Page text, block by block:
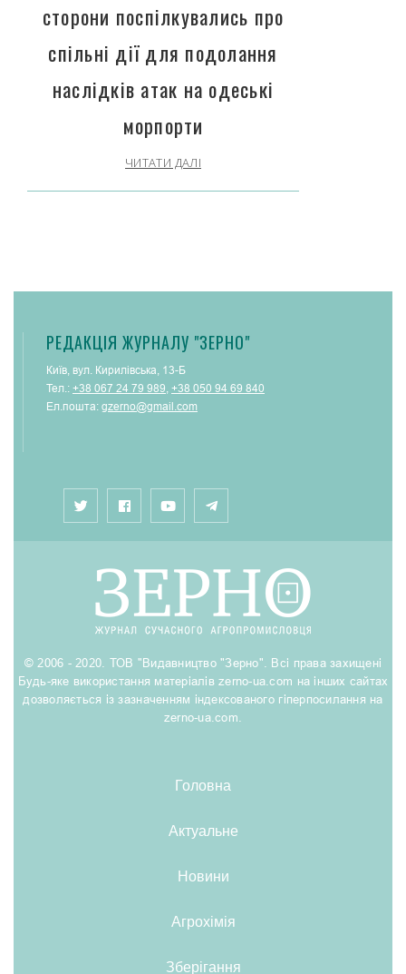
сторони поспілкувались про
спільні дії для подолання
наслідків атак на одеські
морпорти
ЧИТАТИ ДАЛІ
РЕДАКЦІЯ ЖУРНАЛУ "ЗЕРНО"
Київ, вул. Кирилівська, 13-Б
Тел.: +38 067 24 79 989 +38 050 94 69 840
Ел.пошта: gzerno@gmail.com
© 2006 - 2020. ТОВ "Видавництво "Зерно". Всі права захищені
Будь-яке використання матеріалів zerno-ua.com на інших сайтах
дозволяється із зазначенням індексованого гіперпосилання на
zerno-ua.com.
Головна
Актуальне
Новини
Агрохімія
Зберігання